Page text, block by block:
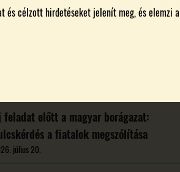
és célzott hirdetéseket jelenít meg, és elemzi a
KI KICSODA RENDEZVÉNYEK MAGAZIN
feladat előtt a magyar borágazat:
a fiatalok megszólítása
július 20.